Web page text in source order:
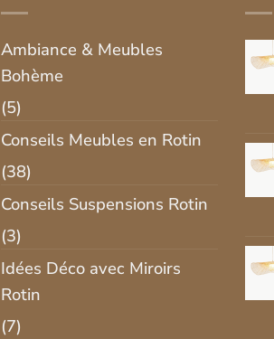
Ambiance & Meubles
Bohème
(5)
Conseils Meubles en Rotin
(38)
Conseils Suspensions Rotin
(3)
Idées Déco avec Miroirs
Rotin
(7)